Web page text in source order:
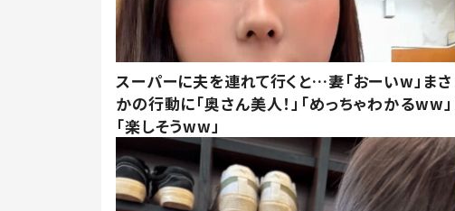
スーパーに夫を連れて行くと…妻「おーいw」まさ
かの行動に「奥さん美人！」「めっちゃわかるww」
「楽しそうww」